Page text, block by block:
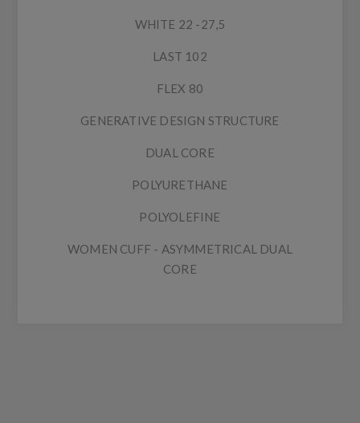
WHITE 22 -27,5
LAST 102
FLEX 80
GENERATIVE DESIGN STRUCTURE
DUAL CORE
POLYURETHANE
POLYOLEFINE
WOMEN CUFF - ASYMMETRICAL DUAL
CORE